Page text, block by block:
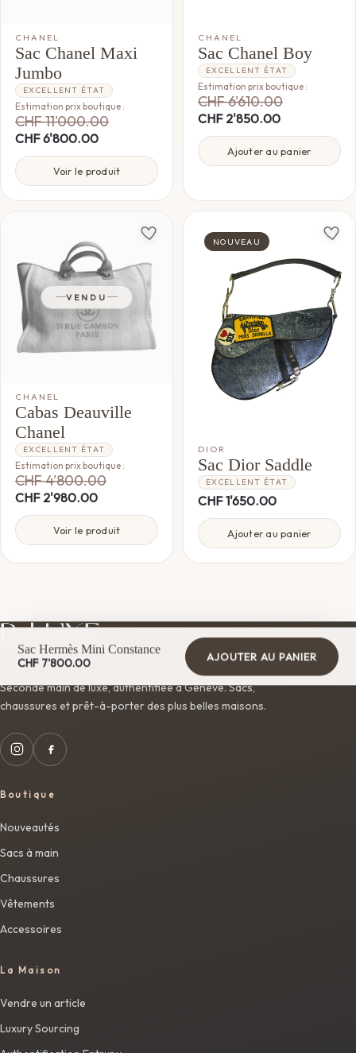
CHANEL
Sac Chanel Maxi
Jumbo
EXCELLENT ÉTAT
Estimation prix boutique :
CHF11'000.00
CHF6'800.00
Voir le produit
CHANEL
Sac Chanel Boy
EXCELLENT ÉTAT
Estimation prix boutique :
CHF6'610.00
CHF2'850.00
Ajouter au panier
VENDU
CHANEL
Cabas Deauville
Chanel
EXCELLENT ÉTAT
Estimation prix boutique :
CHF4'800.00
CHF2'980.00
Voir le produit
NOUVEAU
DIOR
Sac Dior Saddle
EXCELLENT ÉTAT
CHF1'650.00
Ajouter au panier
Sac Hermès Mini Constance
CHF 7'800.00 AJOUTER AU PANIER
Seconde main de luxe, authentifiée à Genève. Sacs,
chaussures et prêt-à-porter des plus belles maisons.
Boutique
Nouveautés
Sacs à main
Chaussures
Vêtements
Accessoires
La Maison
Vendre un article
Luxury Sourcing